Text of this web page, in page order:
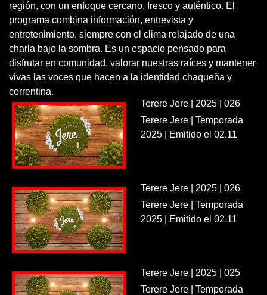
región, con un enfoque cercano, fresco y auténtico. El
programa combina información, entrevista y
entretenimiento, siempre con el clima relajado de una
charla bajo la sombra. Es un espacio pensado para
disfrutar en comunidad, valorar nuestras raíces y mantener
vivas las voces que hacen a la identidad chaqueña y
correntina.
Terere Jere | 2025 | 026
Terere Jere | Temporada
2025 | Emitido el 02.11
Terere Jere | 2025 | 026
Terere Jere | Temporada
2025 | Emitido el 02.11
Terere Jere | 2025 | 025
Terere Jere | Temporada